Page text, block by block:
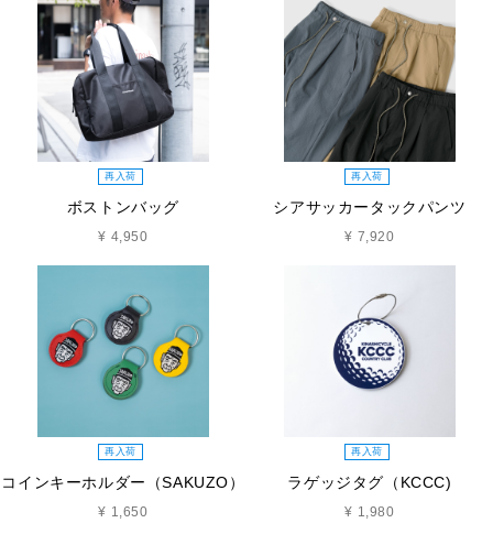
再入荷
ボストンバッグ
¥ 4,950
再入荷
シアサッカータックパンツ
¥ 7,920
再入荷
コインキーホルダー（SAKUZO）
¥ 1,650
再入荷
ラゲッジタグ（KCCC)
¥ 1,980